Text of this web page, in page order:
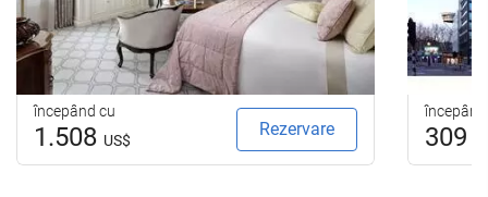
începând cu
1.508 US$
Rezervare 309